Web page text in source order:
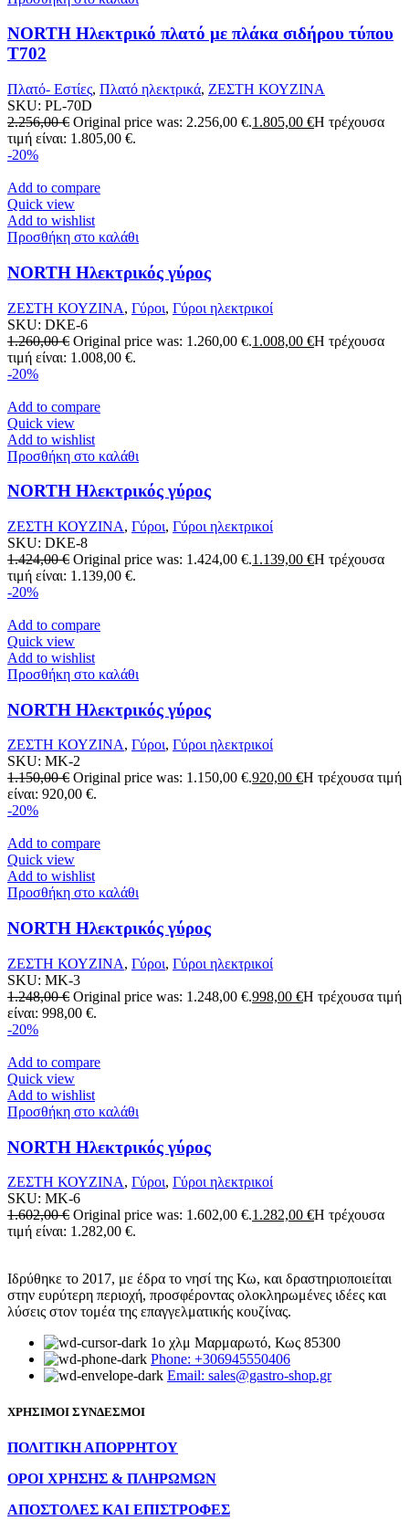
NORTH Ηλεκτρικό πλατό με πλάκα σιδήρου τύπου
T702
Πλατό- Εστίες, Πλατό ηλεκτρικά, ΖΕΣΤΗ ΚΟΥΖΙΝΑ
SKU: PL-70D
2.256,00€ Original price was: 2.256,00 €.1.805,00 €Η τρέχουσα
τιμή είναι: 1.805,00 €.
-20%
Add to compare
Quick view
Add to wishlist
Προσθήκη στο καλάθι
NORTH Ηλεκτρικός γύρος
ΖΕΣΤΗ ΚΟΥΖΙΝΑ, Γύροι, Γύροι ηλεκτρικοί
SKU: DKE-6
1.260,00€ Original price was: 1.260,00 €.1.008,00 €Η τρέχουσα
τιμή είναι: 1.008,00 €.
-20%
Add to compare
Quick view
Add to wishlist
Προσθήκη στο καλάθι
NORTH Ηλεκτρικός γύρος
ΖΕΣΤΗ ΚΟΥΖΙΝΑ, Γύροι, Γύροι ηλεκτρικοί
SKU: DKE-8
1.424,00€ Original price was: 1.424,00 €.1.139,00 €Η τρέχουσα
τιμή είναι: 1.139,00 €.
-20%
Add to compare
Quick view
Add to wishlist
Προσθήκη στο καλάθι
NORTH Ηλεκτρικός γύρος
ΖΕΣΤΗ ΚΟΥΖΙΝΑ, Γύροι, Γύροι ηλεκτρικοί
SKU: MK-2
1.150,00€ Original price was: 1.150,00 €.920,00 €Η τρέχουσα τιμή
είναι: 920,00 €.
-20%
Add to compare
Quick view
Add to wishlist
Προσθήκη στο καλάθι
NORTH Ηλεκτρικός γύρος
ΖΕΣΤΗ ΚΟΥΖΙΝΑ, Γύροι, Γύροι ηλεκτρικοί
SKU: MK-3
1.248,00€ Original price was: 1.248,00 €.998,00 €Η τρέχουσα τιμή
είναι: 998,00 €.
-20%
Add to compare
Quick view
Add to wishlist
Προσθήκη στο καλάθι
NORTH Ηλεκτρικός γύρος
ΖΕΣΤΗ ΚΟΥΖΙΝΑ, Γύροι, Γύροι ηλεκτρικοί
SKU: MK-6
1.602,00€ Original price was: 1.602,00 €.1.282,00 €Η τρέχουσα
τιμή είναι: 1.282,00 €.
Ιδρύθηκε το 2017, με έδρα το νησί της Κω, και δραστηριοποιείται
στην ευρύτερη περιοχή, προσφέροντας ολοκληρωμένες ιδέες και
λύσεις στον τομέα της επαγγελματικής κουζίνας.
1ο χλμ Μαρμαρωτό, Κως 85300
Phone: +306945550406
Email: sales@gastro-shop.gr
ΧΡΗΣΙΜΟΙ ΣΥΝΔΕΣΜΟΙ
ΠΟΛΙΤΙΚΗ ΑΠΟΡΡΗΤΟΥ
ΟΡΟΙ ΧΡΗΣΗΣ & ΠΛΗΡΩΜΩΝ
ΑΠΟΣΤΟΛΕΣ ΚΑΙ ΕΠΙΣΤΡΟΦΕΣ